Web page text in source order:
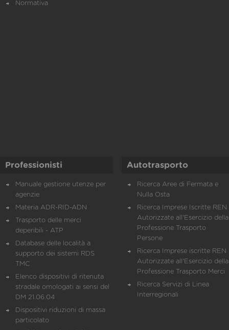
Normativa
Professionisti
Manuale gestione utenze per
agenzie
Materia ADR-RID-ADN
Trasporto delle merci
deperibili - ATP
Database delle località a
supporto dei sistemi RDS
TMC
Elenco dispositivi di ritenuta
stradale omologati ai sensi del
DM 21.06.04
Dispositivi riduzioni di massa
particolato
Autotrasporto
Ricerca Aree di Fermata e
Nulla Osta
Ricerca Imprese Iscritte REN
Autorizzate all'Esercizio della
Professione Trasporto
Persone
Ricerca Imprese iscritte REN
Autorizzate all'Esercizio della
Professione Trasporto Merci
Ricerca Servizi di Linea
Interregionali